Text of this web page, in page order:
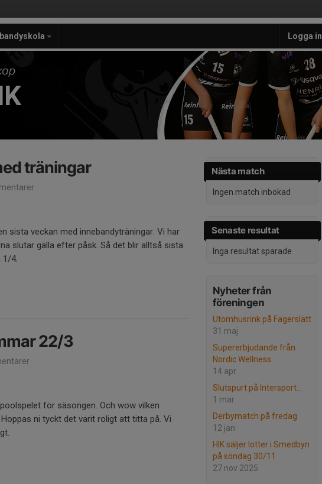
Logga in
Nästa match
Ingen match inbokad
Senaste resultat
Inga resultat sparade
Nyheter från
föreningen
Utomhusrink på Fagerslätt
31 maj
Supererbjudande från
Nordic Wellness
14 apr
Slutspurt på Intersport...
1 mar
Derbymatch på fredag
12 jan
HIK säljer lotter i Smedbyn
på söndag 30/11
27 nov 2025
träningar
sista veckan med innebandyträningar. Vi har
slutar gälla efter påsk. Så det blir alltså sista
1/4.
22/3
för säsongen. Och wow vilken
ni tyckt det varit roligt att titta på. Vi